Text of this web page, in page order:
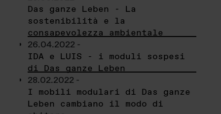
Das ganze Leben - La
sostenibilità e la
consapevolezza ambientale
26.04.2022 -
IDA e LUIS - i moduli sospesi
di Das ganze Leben
28.02.2022 -
I mobili modulari di Das ganze
Leben cambiano il modo di